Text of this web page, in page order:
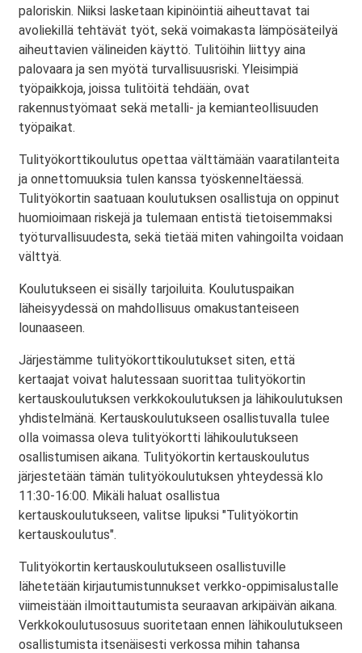
paloriskin. Niiksi lasketaan kipinöintiä aiheuttavat tai
avoliekillä tehtävät työt, sekä voimakasta lämpösäteilyä
aiheuttavien välineiden käyttö. Tulitöihin liittyy aina
palovaara ja sen myötä turvallisuusriski. Yleisimpiä
työpaikkoja, joissa tulitöitä tehdään, ovat
rakennustyömaat sekä metalli- ja kemianteollisuuden
työpaikat.
Tulityökorttikoulutus opettaa välttämään vaaratilanteita
ja onnettomuuksia tulen kanssa työskenneltäessä.
Tulityökortin saatuaan koulutuksen osallistuja on oppinut
huomioimaan riskejä ja tulemaan entistä tietoisemmaksi
työturvallisuudesta, sekä tietää miten vahingoilta voidaan
välttyä.
Koulutukseen ei sisälly tarjoiluita. Koulutuspaikan
läheisyydessä on mahdollisuus omakustanteiseen
lounaaseen.
Järjestämme tulityökorttikoulutukset siten, että
kertaajat voivat halutessaan suorittaa tulityökortin
kertauskoulutuksen verkkokoulutuksen ja lähikoulutuksen
yhdistelmänä. Kertauskoulutukseen osallistuvalla tulee
olla voimassa oleva tulityökortti lähikoulutukseen
osallistumisen aikana. Tulityökortin kertauskoulutus
järjestetään tämän tulityökoulutuksen yhteydessä klo
11:30-16:00. Mikäli haluat osallistua
kertauskoulutukseen, valitse lipuksi "Tulityökortin
kertauskoulutus".
Tulityökortin kertauskoulutukseen osallistuville
lähetetään kirjautumistunnukset verkko-oppimisalustalle
viimeistään ilmoittautumista seuraavan arkipäivän aikana.
Verkkokoulutusosuus suoritetaan ennen lähikoulutukseen
osallistumista itsenäisesti verkossa mihin tahansa